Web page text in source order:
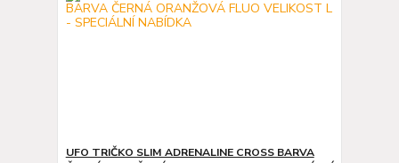
UFO TRIČKO SLIM ADRENALINE CROSS BARVA